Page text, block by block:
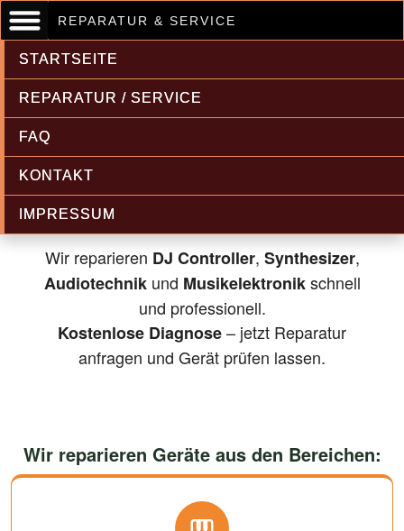
REPARATUR & SERVICE
STARTSEITE
REPARATUR / SERVICE
FAQ
KONTAKT
IMPRESSUM
Musikelektronik & Audiotechnik
Reparatur
Wir reparieren DJ Controller, Synthesizer,
Audiotechnikund Musikelektronikschnell
und professionell.
Kostenlose Diagnose– jetzt Reparatur
anfragen und Gerät prüfen lassen.
Wir reparieren Geräte aus den Bereichen: